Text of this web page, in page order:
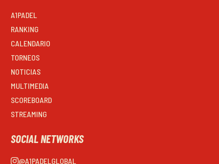
A1PADEL
RANKING
CALENDARIO
TORNEOS
NOTICIAS
MULTIMEDIA
SCOREBOARD
STREAMING
SOCIAL NETWORKS
@A1PADELGLOBAL